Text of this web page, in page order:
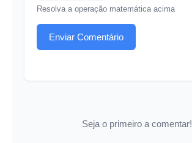
Resolva a operação matemática acima
Enviar Comentário
Seja o primeiro a comentar!